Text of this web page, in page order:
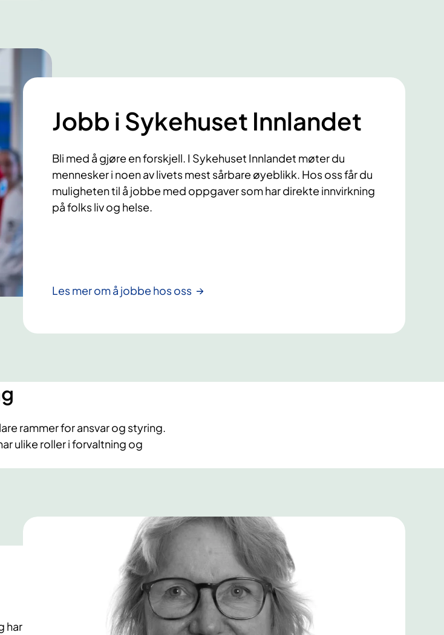
Jobb i Sykehuset Innlandet
Bli med å gjøre en forskjell. I Sykehuset Innlandet møter du
mennesker i noen av livets mest sårbare øyeblikk. Hos oss får du
muligheten til å jobbe med oppgaver som har direkte innvirkning
på folks liv og helse.
Les mer om å jobbe hos oss
rammer for ansvar og styring.
ulike roller i forvaltning og
har